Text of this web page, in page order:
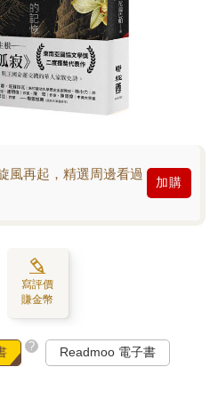
風再起，精選周邊看過
加購
寫評價
賺金幣
? Readmoo 電子書